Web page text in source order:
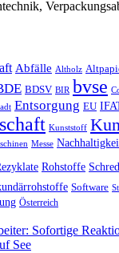
Abfälle Altholz
BDSV BIR bvse
Entsorgung EU
Kunststoff
Messe
Rohstoffe
Software
Österreich
Sofortige
See